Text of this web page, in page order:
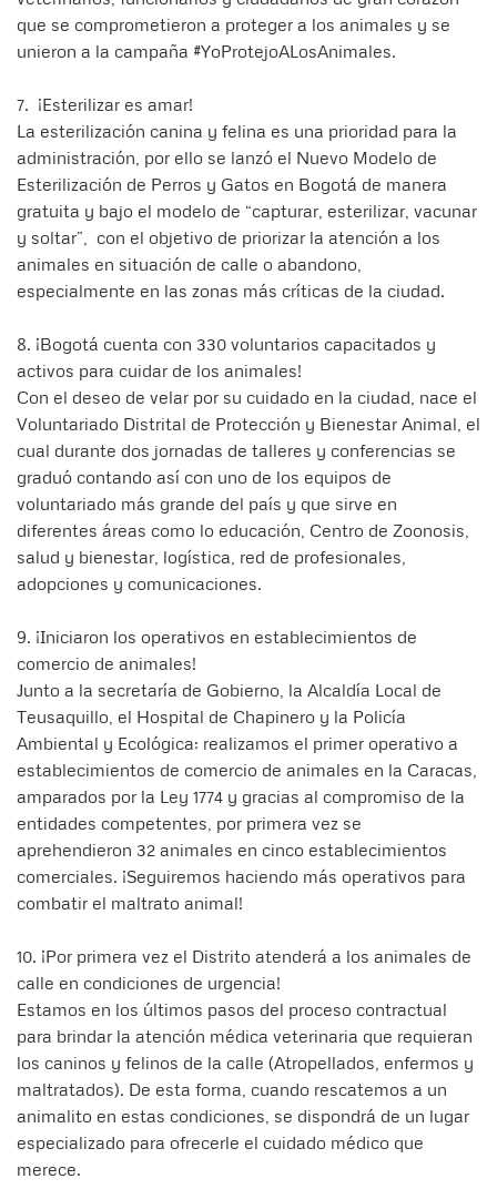
que se comprometieron a proteger a los animales y se
unieron a la campaña #YoProtejoALosAnimales.
7. ¡Esterilizar es amar!
La esterilización canina y felina es una prioridad para la
administración, por ello se lanzó el Nuevo Modelo de
Esterilización de Perros y Gatos en Bogotá de manera
gratuita y bajo el modelo de “capturar, esterilizar, vacunar
y soltar”, con el objetivo de priorizar la atención a los
animales en situación de calle o abandono,
especialmente en las zonas más críticas de la ciudad.
8. ¡Bogotá cuenta con 330 voluntarios capacitados y
activos para cuidar de los animales!
Con el deseo de velar por su cuidado en la ciudad, nace el
Voluntariado Distrital de Protección y Bienestar Animal, el
cual durante dos jornadas de talleres y conferencias se
graduó contando así con uno de los equipos de
voluntariado más grande del país y que sirve en
diferentes áreas como lo educación, Centro de Zoonosis,
salud y bienestar, logística, red de profesionales,
adopciones y comunicaciones.
9. ¡Iniciaron los operativos en establecimientos de
comercio de animales!
Junto a la secretaría de Gobierno, la Alcaldía Local de
Teusaquillo, el Hospital de Chapinero y la Policía
Ambiental y Ecológica; realizamos el primer operativo a
establecimientos de comercio de animales en la Caracas,
amparados por la Ley 1774 y gracias al compromiso de la
entidades competentes, por primera vez se
aprehendieron 32 animales en cinco establecimientos
comerciales. ¡Seguiremos haciendo más operativos para
combatir el maltrato animal!
10. ¡Por primera vez el Distrito atenderá a los animales de
calle en condiciones de urgencia!
Estamos en los últimos pasos del proceso contractual
para brindar la atención médica veterinaria que requieran
los caninos y felinos de la calle (Atropellados, enfermos y
maltratados). De esta forma, cuando rescatemos a un
animalito en estas condiciones, se dispondrá de un lugar
especializado para ofrecerle el cuidado médico que
merece.